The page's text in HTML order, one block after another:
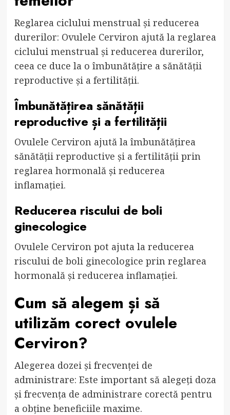
Reglarea ciclului menstrual și reducerea
durerilor: Ovulele Cerviron ajută la reglarea
ciclului menstrual și reducerea durerilor,
ceea ce duce la o îmbunătățire a sănătății
reproductive și a fertilității.
Îmbunătățirea sănătății
reproductive și a fertilității
Ovulele Cerviron ajută la îmbunătățirea
sănătății reproductive și a fertilității prin
reglarea hormonală și reducerea
inflamației.
Reducerea riscului de boli
ginecologice
Ovulele Cerviron pot ajuta la reducerea
riscului de boli ginecologice prin reglarea
hormonală și reducerea inflamației.
Cum să alegem și să
utilizăm corect ovulele
Cerviron?
Alegerea dozei și frecvenței de
administrare: Este important să alegeți doza
și frecvența de administrare corectă pentru
a obține beneficiile maxime.